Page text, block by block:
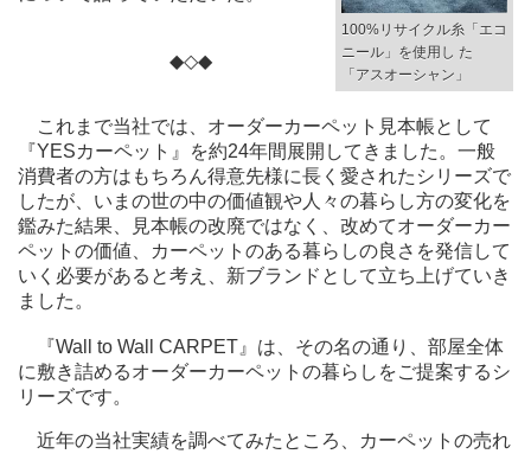
100%リサイクル糸「エコ
ニール」を使用し た
「アスオーシャン」
◆◇◆
これまで当社では、オーダーカーペット見本帳として
『YESカーペット』を約24年間展開してきました。一般
消費者の方はもちろん得意先様に長く愛されたシリーズで
したが、いまの世の中の価値観や人々の暮らし方の変化を
鑑みた結果、見本帳の改廃ではなく、改めてオーダーカー
ペットの価値、カーペットのある暮らしの良さを発信して
いく必要があると考え、新ブランドとして立ち上げていき
ました。
『Wall to Wall CARPET』は、その名の通り、部屋全体
に敷き詰めるオーダーカーペットの暮らしをご提案するシ
リーズです。
近年の当社実績を調べてみたところ、カーペットの売れ